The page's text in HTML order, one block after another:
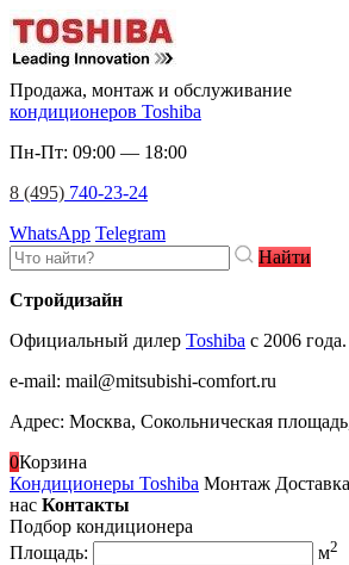
Продажа, монтаж и обслуживание
кондиционеров Toshiba
Пн-Пт: 09:00 — 18:00
8 (495) 740-23-24
WhatsApp Telegram
Найти
Стройдизайн
Официальный дилер Toshiba c 2006 года.
e-mail: mail@mitsubishi-comfort.ru
Адрес: Москва, Сокольническая
0Корзина
Кондиционеры Toshiba Монтаж
нас Контакты
Подбор кондиционера
Площадь:
м2